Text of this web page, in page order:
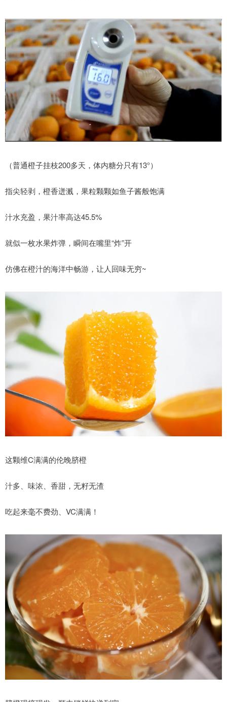
（普通橙子挂枝200多天，体内糖分只有13°）
指尖轻剥，橙香迸溅，果粒颗颗如鱼子酱般饱满
汁水充盈，果汁率高达45.5%
就似一枚水果炸弹，瞬间在嘴里“炸”开
仿佛在橙汁的海洋中畅游，让人回味无穷~
这颗维C满满的伦晚脐橙
汁多、味浓、香甜，无籽无渣
吃起来毫不费劲、VC满满！